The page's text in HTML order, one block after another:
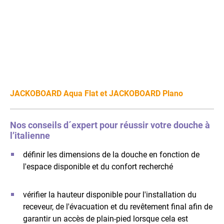
JACKOBOARD Aqua Flat et JACKOBOARD Plano
Nos conseils d´expert pour réussir votre douche à
l’italienne
définir les dimensions de la douche en fonction de
l'espace disponible et du confort recherché
vérifier la hauteur disponible pour l'installation du
receveur, de l'évacuation et du revêtement final afin de
garantir un accès de plain-pied lorsque cela est